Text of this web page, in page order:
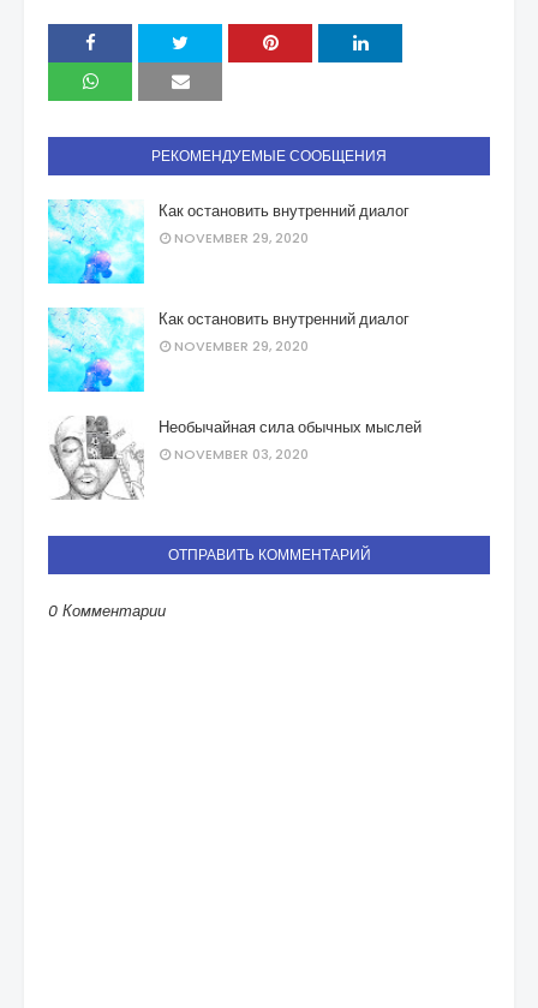
РЕКОМЕНДУЕМЫЕ СООБЩЕНИЯ
Как остановить внутренний диалог
NOVEMBER 29, 2020
Как остановить внутренний диалог
NOVEMBER 29, 2020
Необычайная сила обычных мыслей
NOVEMBER 03, 2020
ОТПРАВИТЬ КОММЕНТАРИЙ
0 Комментарии